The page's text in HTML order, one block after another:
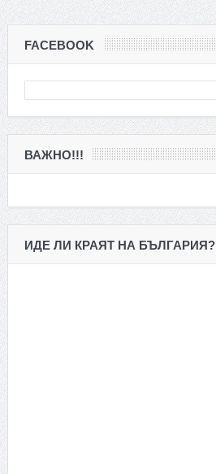
FACEBOOK
ВАЖНО!!!
ИДЕ ЛИ КРАЯТ НА БЪЛГАРИЯ?